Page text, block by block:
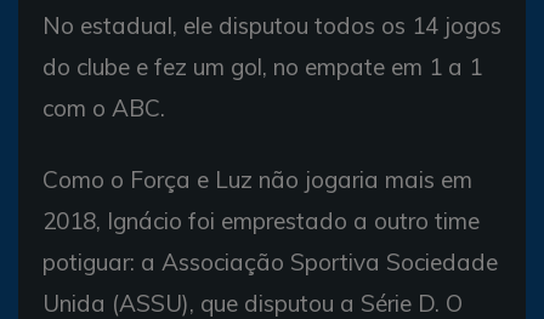
No estadual, ele disputou todos os 14 jogos
do clube e fez um gol, no empate em 1 a 1
com o ABC.
Como o Força e Luz não jogaria mais em
2018, Ignácio foi emprestado a outro time
potiguar: a Associação Sportiva Sociedade
Unida (ASSU), que disputou a Série D. O